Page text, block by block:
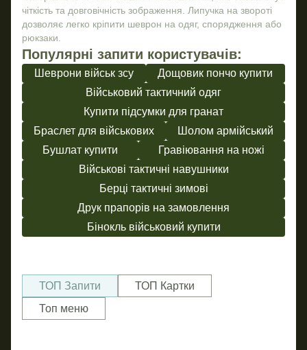
чіткість та довговічність зображення. Липучка на звороті
дозволяє легко кріпити шеврон на одяг, спорядження або
рюкзаки.
Популярні запити користувачів:
Шеврони військ зсу
Дощовик пончо купити
Військовий тактичний одяг
Купити підсумки для гранат
Браслет для військових
Шолом армійський
Бушлат купити
Гравіювання на ножі
Військові тактичні навушники
Берці тактичні зимові
Друк прапорів на замовлення
Бінокль військовий купити
ТОП Запити
ТОП Картки
Топ меню